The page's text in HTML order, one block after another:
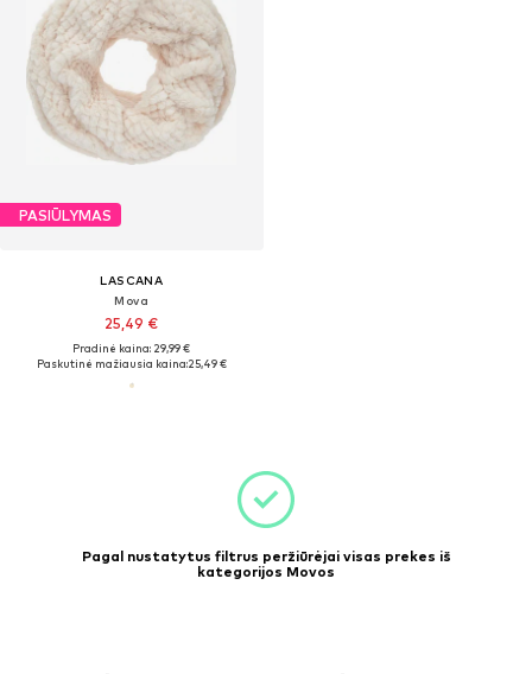
PASIŪLYMAS
LASCANA
Mova
25,49 €
Pradinė kaina: 29,99 €
Paskutinė mažiausia kaina:25,49 €
Pagal nustatytus filtrus peržiūrėjai visas prekes iš
kategorijos Movos